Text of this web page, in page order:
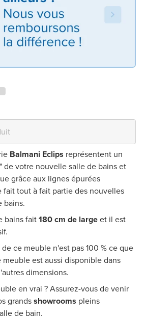
Balmani Eclips représentent un
de votre nouvelle salle de bains et
grâce aux lignes épurées
fait tout à fait partie des nouvelles
bains.
bains fait180 cm de largeet il est
ce meuble n'est pas 100 % ce que
est aussi disponible dans
dimensions.
en vrai ? Assurez-vous de venir
grandsshowrooms pleins
de bain.